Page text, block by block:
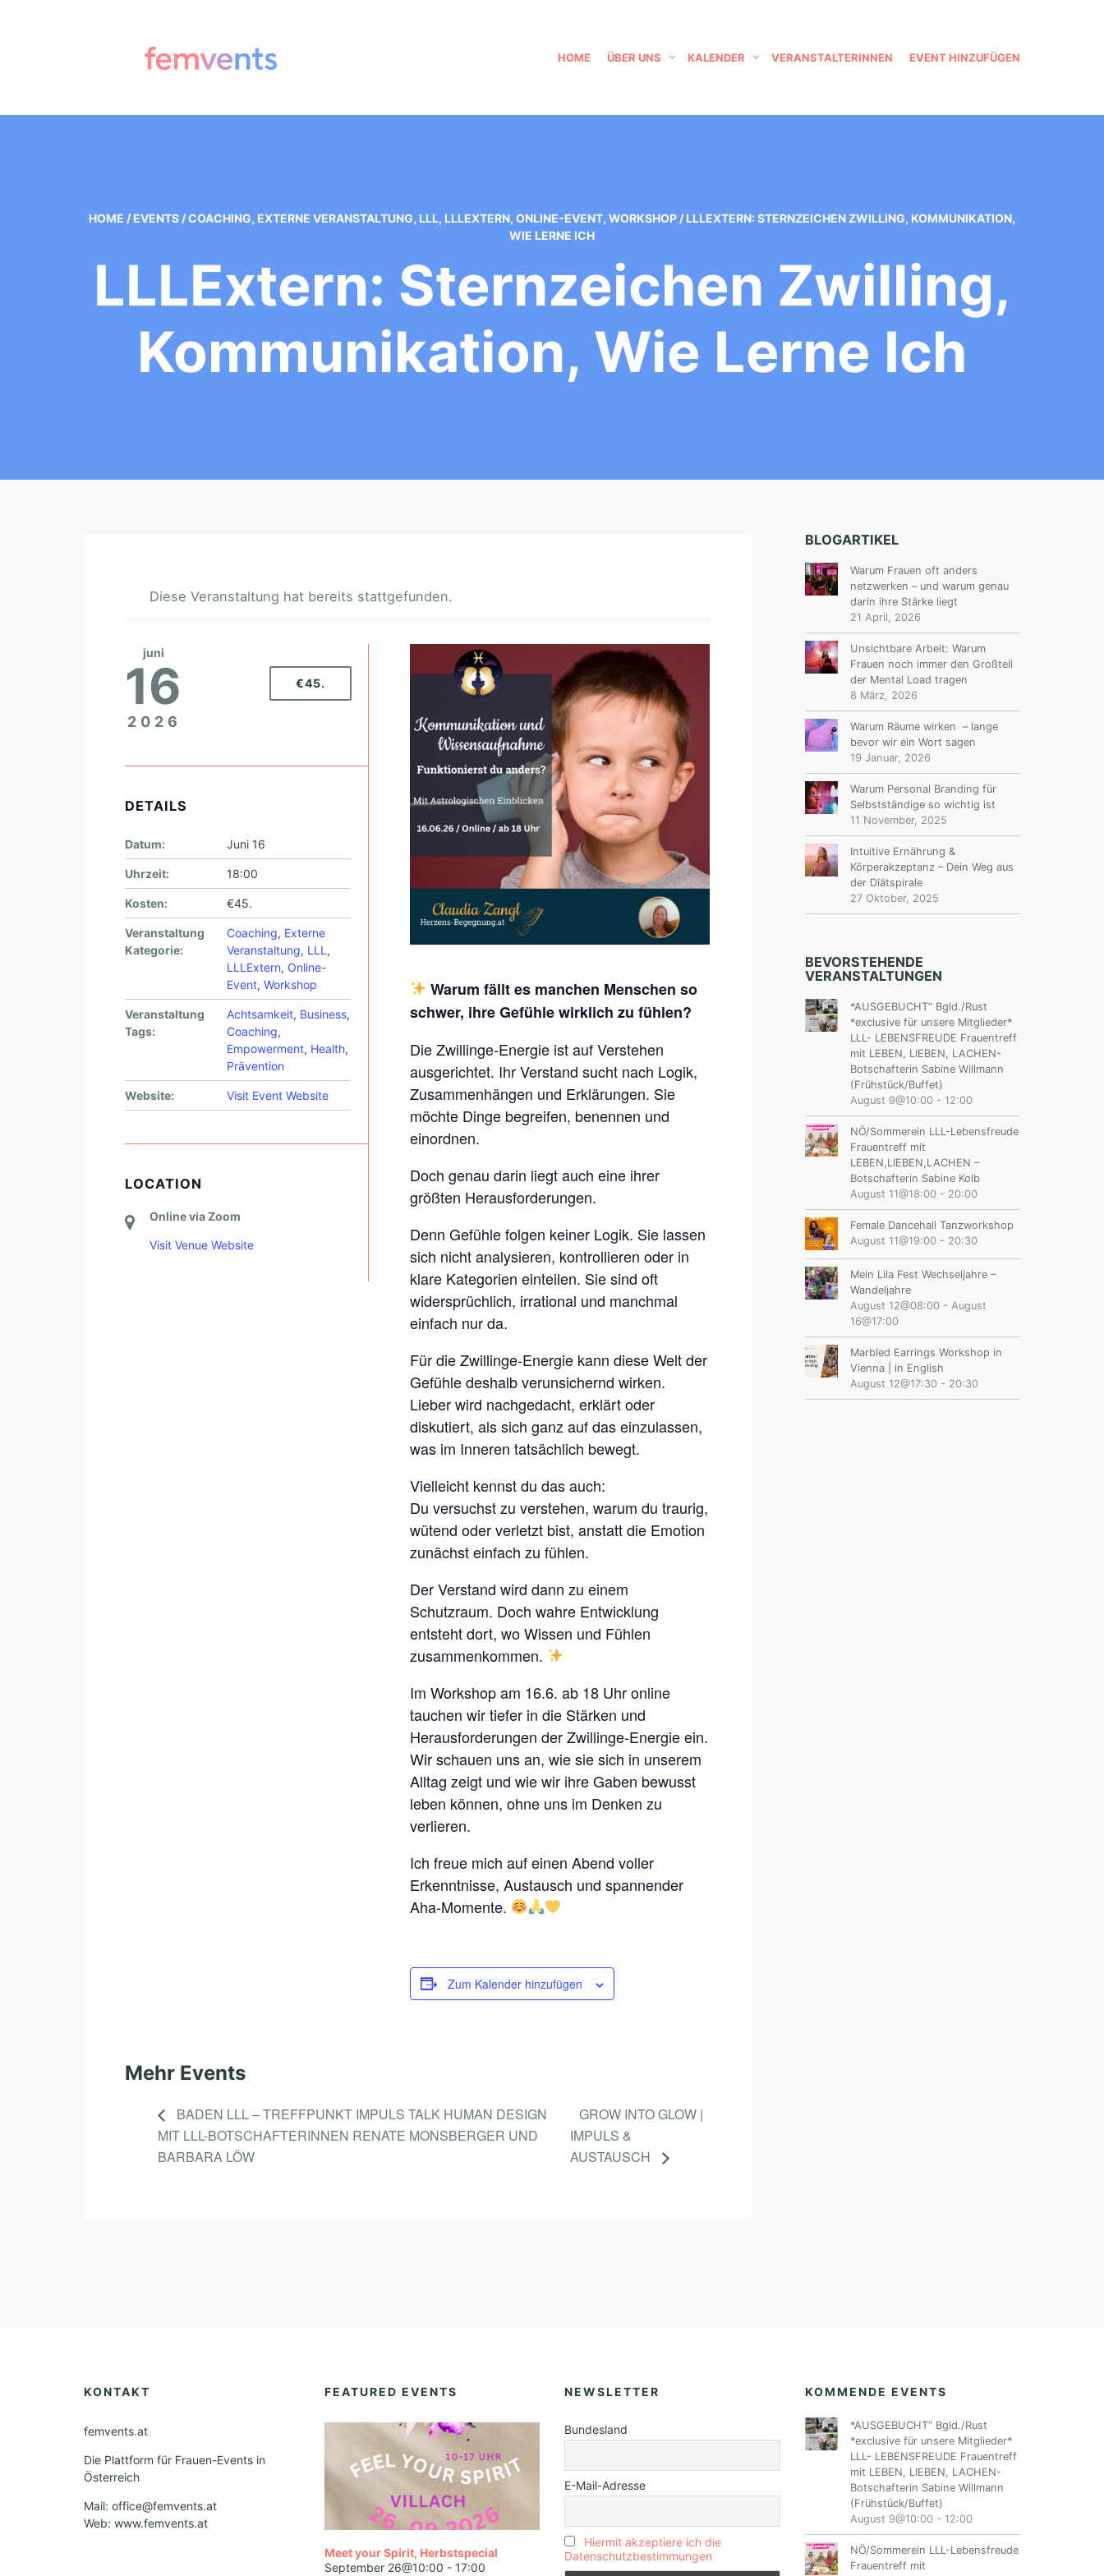
HOME ÜBER UNS KALENDER VERANSTALTERINNEN EVENT HINZUFÜGEN
HOME / EVENTS /COACHING, EXTERNE VERANSTALTUNG, LLL, LLLEXTERN, ONLINE-EVENT, WORKSHOP / LLLEXTERN: STERNZEICHEN ZWILLING, KOMMUNIKATION,
WIE LERNE ICH
LLLExtern: Sternzeichen Zwilling,
Kommunikation, Wie Lerne Ich
Diese Veranstaltung hat bereits stattgefunden.
L
E
T
E
R
N
T
E
R
N
Z
E
I
C
H
E
N
Z
W
I
L
L
I
G
,
K
O
M
U
N
K
A
T
I
O
N
,
W
I
E
L
E
R
N
I
C
Warum fällt es manchen Menschen so
schwer, ihre Gefühle wirklich zu fühlen?
Die Zwillinge-Energie ist auf Verstehen
ausgerichtet. Ihr Verstand sucht nach Logik,
Zusammenhängen und Erklärungen. Sie
möchte Dinge begreifen, benennen und
einordnen.
Doch genau darin liegt auch eine ihrer
größten Herausforderungen.
Denn Gefühle folgen keiner Logik. Sie lassen
sich nicht analysieren, kontrollieren oder in
klare Kategorien einteilen. Sie sind oft
widersprüchlich, irrational und manchmal
einfach nur da.
Für die Zwillinge-Energie kann diese Welt der
Gefühle deshalb verunsichernd wirken.
Lieber wird nachgedacht, erklärt oder
diskutiert, als sich ganz auf das einzulassen,
was im Inneren tatsächlich bewegt.
Vielleicht kennst du das auch:
Du versuchst zu verstehen, warum du traurig,
wütend oder verletzt bist, anstatt die Emotion
zunächst einfach zu fühlen.
Der Verstand wird dann zu einem
Schutzraum. Doch wahre Entwicklung
entsteht dort, wo Wissen und Fühlen
zusammenkommen.
Im Workshop am 16.6. ab 18 Uhr online
tauchen wir tiefer in die Stärken und
Herausforderungen der Zwillinge-Energie ein.
Wir schauen uns an, wie sie sich in unserem
Alltag zeigt und wie wir ihre Gaben bewusst
leben können, ohne uns im Denken zu
verlieren.
Ich freue mich auf einen Abend voller
Erkenntnisse, Austausch und spannender
Aha-Momente.
Zum Kalender hinzufügen
juni
16
2026
€45.
DETAILS
Datum: Juni 16
Uhrzeit: 18:00
Kosten: €45.
Veranstaltung
Kategorie:
Coaching, Externe
Veranstaltung, LLL ,
LLLExtern, Online-
Event, Workshop
Veranstaltung
Tags:
Achtsamkeit, Business,
Coaching,
Empowerment, Health,
Prävention
Website: Visit Event Website
LOCATION
Online via Zoom
Visit Venue Website
Mehr Events
BADEN LLL – TREFFPUNKT IMPULS TALK HUMAN DESIGN
MIT LLL-BOTSCHAFTERINNEN RENATE MONSBERGER UND
BARBARA LÖW
GROW INTO GLOW |
IMPULS &
AUSTAUSCH
BLOGARTIKEL
Warum Frauen oft anders
netzwerken – und warum genau
darin ihre Stärke liegt
21 April, 2026
Unsichtbare Arbeit: Warum
Frauen noch immer den Großteil
der Mental Load tragen
8 März, 2026
Warum Räume wirken – lange
bevor wir ein Wort sagen
19 Januar, 2026
Warum Personal Branding für
Selbstständige so wichtig ist
11 November, 2025
Intuitive Ernährung &
Körperakzeptanz – Dein Weg aus
der Diätspirale
27 Oktober, 2025
BEVORSTEHENDE
VERANSTALTUNGEN
*AUSGEBUCHT“ Bgld./Rust
*exclusive für unsere Mitglieder*
LLL- LEBENSFREUDE Frauentreff
mit LEBEN, LIEBEN, LACHEN-
Botschafterin Sabine Willmann
(Frühstück/Buffet)
August 9@10:00- 12:00
NÖ/Sommerein LLL-Lebensfreude
Frauentreff mit
LEBEN,LIEBEN,LACHEN –
Botschafterin Sabine Kolb
August 11@18:00- 20:00
Female Dancehall Tanzworkshop
August 11@19:00- 20:30
Mein Lila Fest Wechseljahre –
Wandeljahre
August 12@08:00- August
16@17:00
Marbled Earrings Workshop in
Vienna | in English
August 12@17:30- 20:30
KONTAKT
femvents.at
Die Plattform für Frauen-Events in
Österreich
Mail: office@femvents.at
Web: www.femvents.at
FEATURED EVENTS
Meet your Spirit, Herbstspecial
September 26@10:00 - 17:00
NEWSLETTER
Bundesland
E-Mail-Adresse
Hiermit akzeptiere ich die
Datenschutzbestimmungen
KOMMENDE EVENTS
*AUSGEBUCHT“ Bgld./Rust
*exclusive für unsere Mitglieder*
LLL- LEBENSFREUDE Frauentreff
mit LEBEN, LIEBEN, LACHEN-
Botschafterin Sabine Willmann
(Frühstück/Buffet)
August 9@10:00- 12:00
NÖ/Sommerein LLL-Lebensfreude
Frauentreff mit